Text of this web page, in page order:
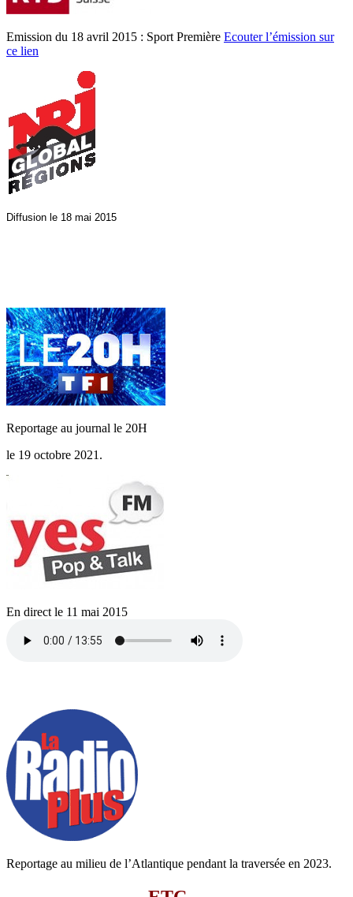
Emission du 18 avril 2015 : Sport Première Ecouter l’émission sur
ce lien
Diffusion le 18 mai 2015
Reportage au journal le 20H
le 19 octobre 2021.
En direct le 11 mai 2015
Reportage au milieu de l’Atlantique pendant la traversée en 2023.